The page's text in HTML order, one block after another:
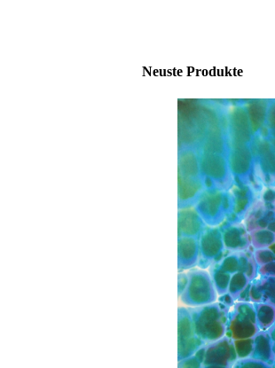
Neuste Produkte